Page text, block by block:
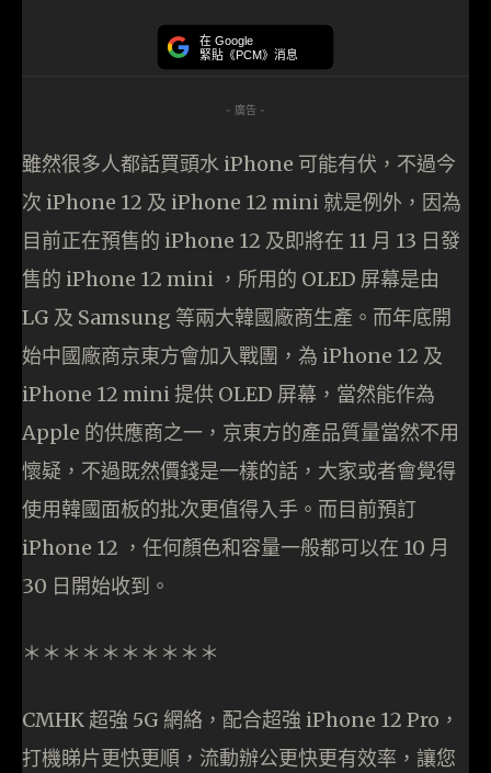
在 Google
緊貼《PCM》消息
- 廣告 -
雖然很多人都話買頭水 iPhone 可能有伏，不過今
次 iPhone 12 及 iPhone 12 mini 就是例外，因為
目前正在預售的 iPhone 12 及即將在 11 月 13 日發
售的 iPhone 12 mini ，所用的 OLED 屏幕是由
LG 及 Samsung 等兩大韓國廠商生產。而年底開
始中國廠商京東方會加入戰團，為 iPhone 12 及
iPhone 12 mini 提供 OLED 屏幕，當然能作為
Apple 的供應商之一，京東方的產品質量當然不用
懷疑，不過既然價錢是一樣的話，大家或者會覺得
使用韓國面板的批次更值得入手。而目前預訂
iPhone 12 ，任何顏色和容量一般都可以在 10 月
30 日開始收到。
＊＊＊＊＊＊＊＊＊＊
CMHK 超強 5G 網絡，配合超強 iPhone 12 Pro，
打機睇片更快更順，流動辦公更快更有效率，讓您